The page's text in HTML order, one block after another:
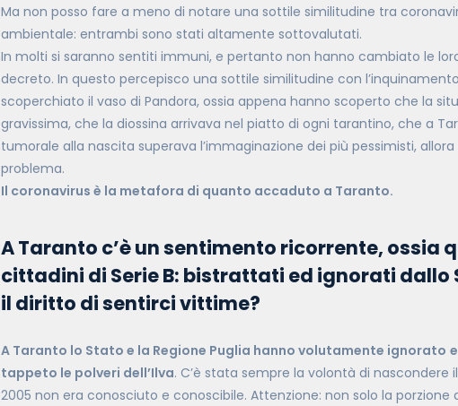
Ma non posso fare a meno di notare una sottile similitudine tra
ambientale: entrambi sono stati altamente sottovalutati.
In molti si saranno sentiti immuni, e pertanto non hanno cambiato le
decreto. In questo percepisco una sottile similitudine con
scoperchiato il vaso di Pandora, ossia appena hanno scoperto che la
gravissima, che la diossina arrivava nel piatto di ogni tarantino, che a
tumorale alla nascita superava l’immaginazione dei più pessimisti,
problema.
Il coronavirus è la metafora di quanto accaduto a Taranto.
A Taranto c’è un sentimento ricorrente, ossia
cittadini di Serie B: bistrattati ed ignorati dallo
il diritto di sentirci vittime?
A Taranto lo Stato e la Regione Puglia hanno volutamente ignorato
tappeto le polveri dell’Ilva. C’è stata sempre la volontà di nascondere
2005 non era conosciuto e conoscibile. Attenzione: non solo la porzione